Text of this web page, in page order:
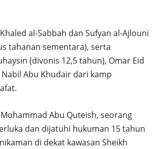
al-Sabbah dan Sufyan al-Ajlouni
tahanan sementara), serta
(divonis 12,5 tahun), Omar Eid
Abu Khudair dari kamp
Abu Quteish, seorang
dan dijatuhi hukuman 15 tahun
di dekat kawasan Sheikh